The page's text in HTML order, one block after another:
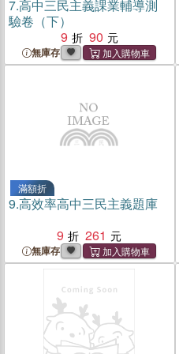
7.高中三民主義課業輔導測
驗卷（下）
9
90
無庫存
滿額折
9.高效率高中三民主義題庫
9
261
無庫存